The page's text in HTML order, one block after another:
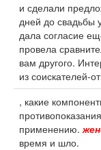
и сделали
дней до свадьбы
дала согласие
провела
вам другого.
из соискателей-
, какие
применению.
время и шло.